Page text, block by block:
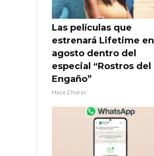
Las películas que
estrenará Lifetime en
agosto dentro del
especial “Rostros del
Engaño”
Hace 2 horas